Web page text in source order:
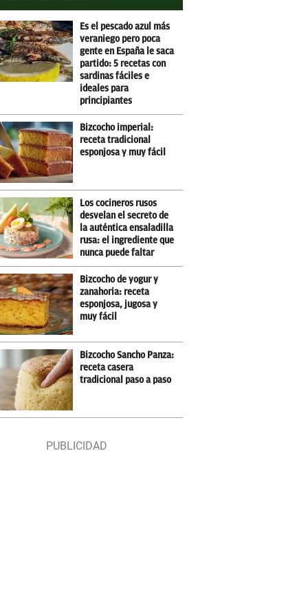
Es el pescado azul más
veraniego pero poca
gente en España le saca
partido: 5 recetas con
sardinas fáciles e
ideales para
principiantes
Bizcocho imperial:
receta tradicional
esponjosa y muy fácil
Los cocineros rusos
desvelan el secreto de
la auténtica ensaladilla
rusa: el ingrediente que
nunca puede faltar
Bizcocho de yogur y
zanahoria: receta
esponjosa, jugosa y
muy fácil
Bizcocho Sancho Panza:
receta casera
tradicional paso a paso